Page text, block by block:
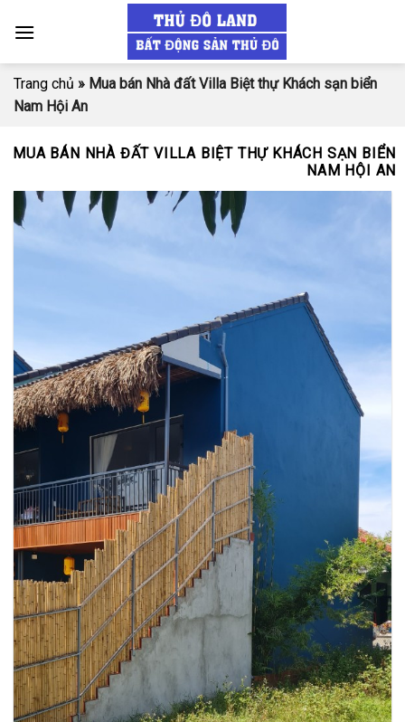
Trang chủ » Mua bán Nhà đất Villa Biệt thự Khách sạn biển
Nam Hội An
MUA BÁN NHÀ ĐẤT VILLA BIỆT THỰ KHÁCH SẠN BIỂN
NAM HỘI AN